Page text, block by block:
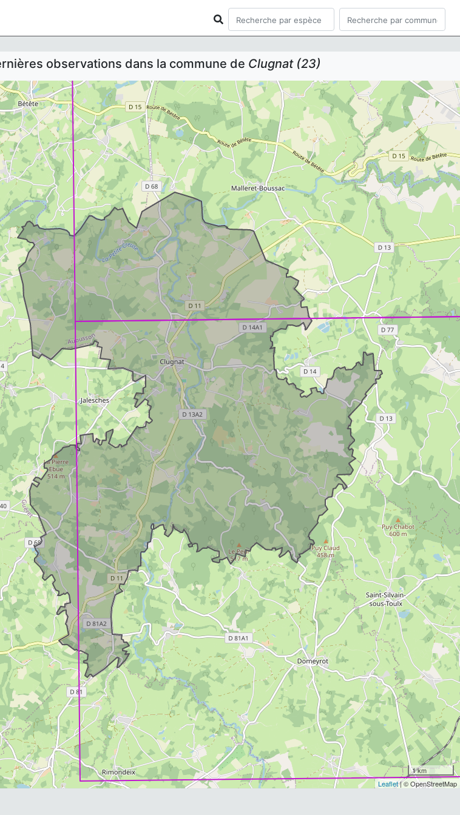
observations dans la commune de Clugnat (23)
1 km
Leaflet| © OpenStreetMap